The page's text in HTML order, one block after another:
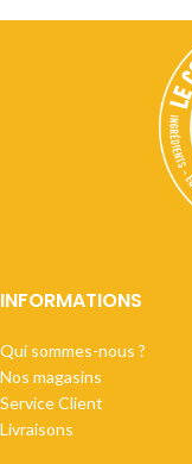
INFORMATIONS
Qui sommes-nous ?
Nos magasins
Service Client
Livraisons